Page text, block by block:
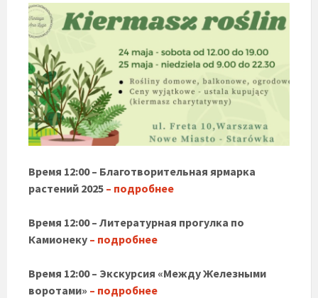
Время 12:00 – Благотворительная ярмарка
растений 2025 – подробнее
Время 12:00 – Литературная прогулка по
Камионеку – подробнее
Время 12:00 – Экскурсия «Между Железными
воротами» – подробнее